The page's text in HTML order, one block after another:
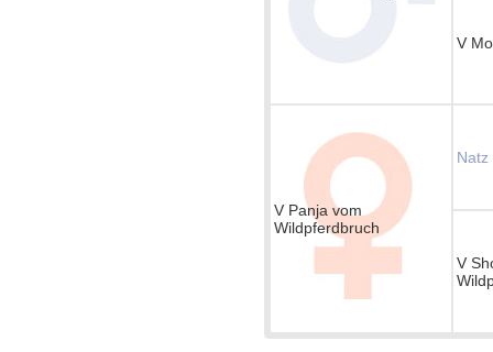
V
V Panja vom
Wildpferdbruch
Natz
V